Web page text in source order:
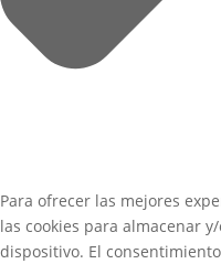
Para ofrecer las mejores
las cookies para almacenar
dispositivo. El